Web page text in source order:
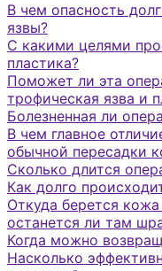
В чем опасность
язвы?
С какими целями
пластика?
Поможет ли эта
трофическая язва и
Болезненная ли
В чем главное
обычной пересадки
Сколько длится
Как долго
Откуда берется
останется ли там
Когда можно
Насколько